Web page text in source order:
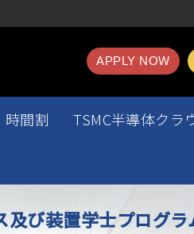
APPLY NOW
時間割 TSMC半導体クラ
及び装置学士プログラ